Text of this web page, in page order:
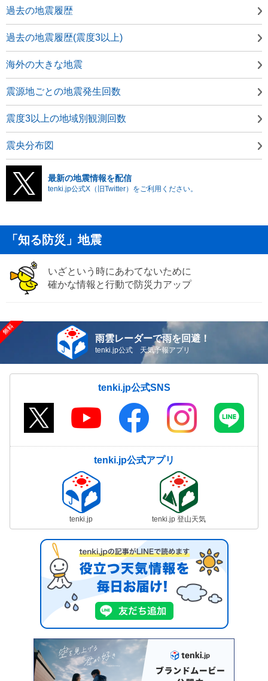
過去の地震履歴
過去の地震履歴(震度3以上)
海外の大きな地震
震源地ごとの地震発生回数
震度3以上の地域別観測回数
震央分布図
最新の地震情報を配信
tenki.jp公式X（旧Twitter）をご利用ください。
「知る防災」地震
いざという時にあわてないために
確かな情報と行動で防災力アップ
雨雲レーダーで雨を回避！
tenki.jp公式 天気予報アプリ
tenki.jp公式SNS
tenki.jp公式アプリ
tenki.jp tenki.jp 登山天気